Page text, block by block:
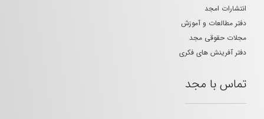
انتشارات امجد
دفتر مطالعات و آموزش
مجلات حقوقی مجد
دفتر آفرینش های فکری
تماس با مجد